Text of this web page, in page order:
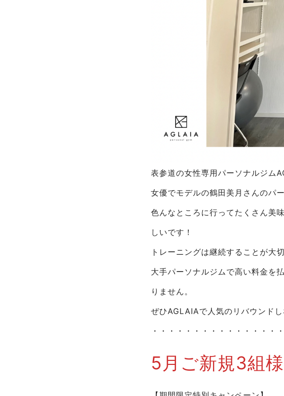
表参道の女性専用パーソナルジム
女優でモデルの鶴田美月さんのパ
色んなところに行ってたくさん美
しいです！
トレーニングは継続することが大切
大手パーソナルジムで高い料金を
りません。
ぜひAGLAIAで人気のリバウンド
・・・・・・・・・・・・・・・
5月ご新規3組